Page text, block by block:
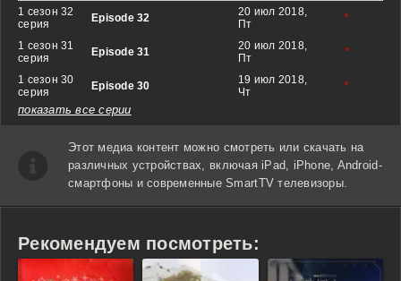
1 сезон 32
серия
Episode 32
20 июл 2018,
Пт
*
1 сезон 31
серия
Episode 31
20 июл 2018,
Пт
*
1 сезон 30
серия
Episode 30
19 июл 2018,
Чт
*
показать все серии
Этот медиа контент можно смотреть или скачать на
различных устройствах, включая iPad, iPhone, Android-
смартфоны и современные SmartTV телевизоры.
Рекомендуем посмотреть: